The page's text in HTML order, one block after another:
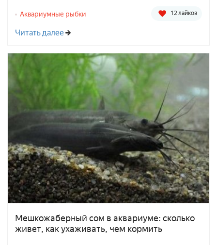
Аквариумные рыбки 12 лайков
Читать далее
Мешкожаберный сом в аквариуме: сколько
живет, как ухаживать, чем кормить